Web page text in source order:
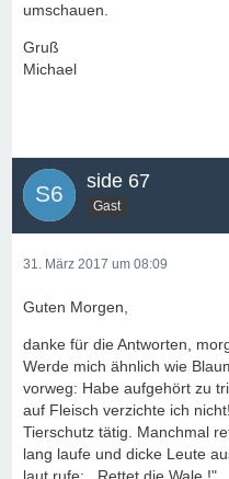
umschauen.
Gruß
Michael
side 67
Gast
31. März 2017 um 08:09
Guten Morgen,
danke für die Antworten,
Werde mich ähnlich wie
vorweg: Habe aufgehört zu
auf Fleisch verzichte ich
Tierschutz tätig. Manchmal
lang laufe und dicke Leute